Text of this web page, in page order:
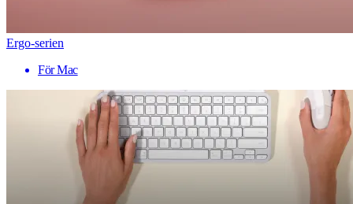
Ergo-serien
För Mac